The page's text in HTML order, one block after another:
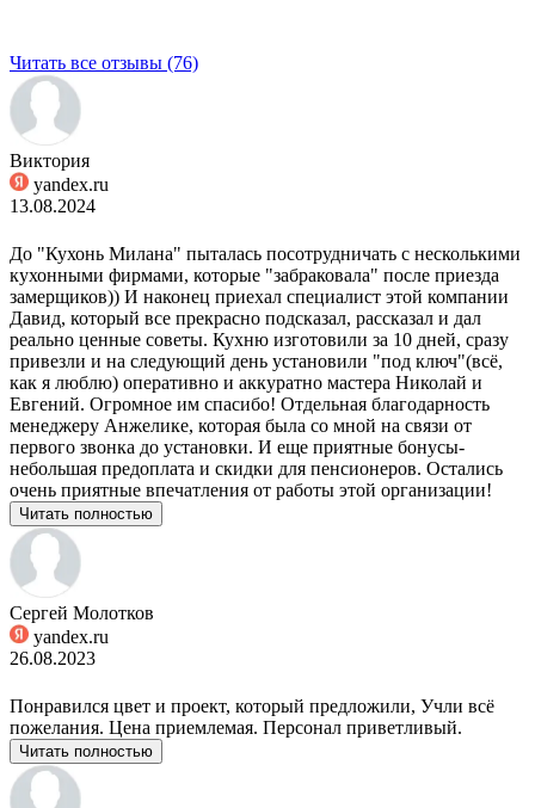
Читать все отзывы (76)
Виктория
yandex.ru
13.08.2024
До "Кухонь Милана" пыталась посотрудничать с несколькими
кухонными фирмами, которые "забраковала" после приезда
замерщиков)) И наконец приехал специалист этой компании
Давид, который все прекрасно подсказал, рассказал и дал
реально ценные советы. Кухню изготовили за 10 дней, сразу
привезли и на следующий день установили "под ключ"(всё,
как я люблю) оперативно и аккуратно мастера Николай и
Евгений. Огромное им спасибо! Отдельная благодарность
менеджеру Анжелике, которая была со мной на связи от
первого звонка до установки. И еще приятные бонусы-
небольшая предоплата и скидки для пенсионеров. Остались
очень приятные впечатления от работы этой организации!
Читать полностью
Сергей Молотков
yandex.ru
26.08.2023
Понравился цвет и проект, который предложили, Учли всё
пожелания. Цена приемлемая. Персонал приветливый.
Читать полностью